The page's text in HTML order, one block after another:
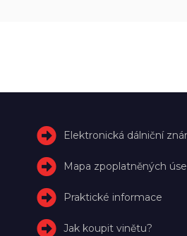
Elektronická dálniční
Mapa zpoplatněných
Praktické informace
Jak koupit vinětu?